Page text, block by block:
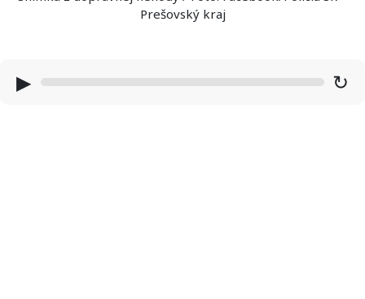
Prešovský kraj
▶ ↻